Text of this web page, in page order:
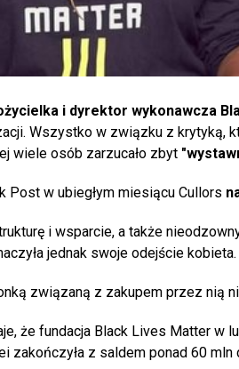
i dyrektor wykonawcza
Wszystko w związku z krytyką,
wiele osób zarzucało zbyt
Post w ubiegłym miesiącu Cullors
i wsparcie, a także
jednak swoje odejście kobieta.
związaną z zakupem przez nią
że fundacja Black Lives Matter w
zakończyła z saldem ponad 60 mln